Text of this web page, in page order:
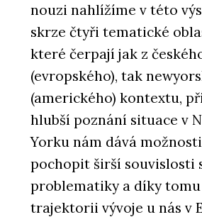
nouzi nahlížíme v této
skrze čtyři tematické
které čerpají jak z
(evropského), tak
(amerického) kontextu,
hlubší poznání situace v
Yorku nám dává možnosti
pochopit širší souvislosti
problematiky a díky
trajektorii vývoje u nás v